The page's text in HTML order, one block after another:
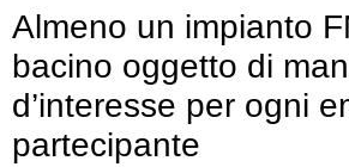
Almeno un impianto
bacino oggetto di
d’interesse per ogni
partecipante